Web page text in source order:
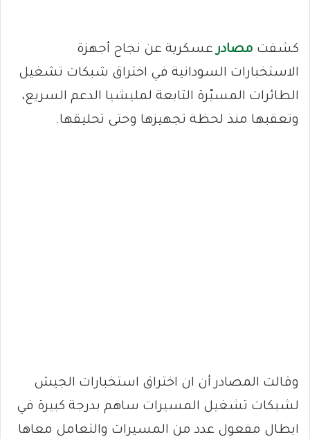
كشفت مصادرعسكرية عن نجاح أجهزة
الاستخبارات السودانية في اختراق شبكات تشغيل
الطائرات المسيّرة التابعة لمليشيا الدعم السريع،
وتعقبها منذ لحظة تجهيزها وحتى تحليقها.
وقالت المصادر أن ان اختراق استخبارات الجيش
لشبكات تشغيل المسيرات ساهم بدرجة كبيرة في
ابطال مفعول عدد من المسيرات والتعامل معاها